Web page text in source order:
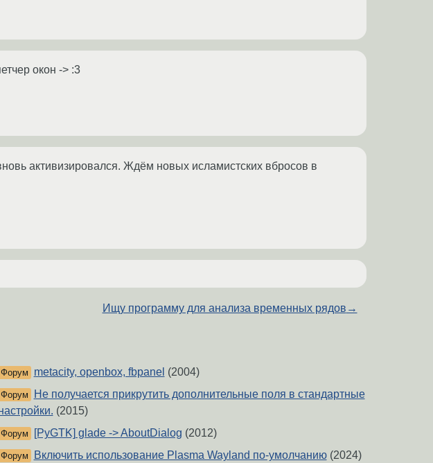
окон -> :3
активизировался. Ждём новых исламистских вбросов в
Ищу программу для анализа временных рядов →
Форум metacity, openbox, fbpanel (2004)
Форум
Не получается прикрутить дополнительные поля в стандартные
(2015)
Форум [PyGTK] glade -> AboutDialog (2012)
Форум Включить использование Plasma Wayland по-умолчанию(2024)